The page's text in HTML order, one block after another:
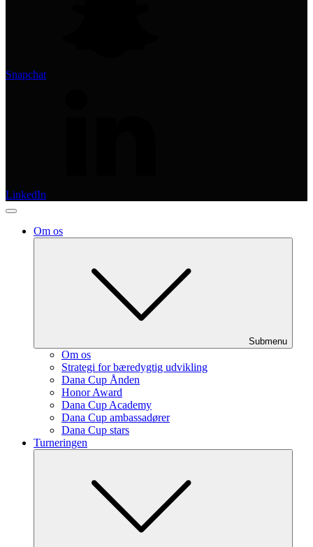
Snapchat
LinkedIn
Om os
Submenu
Om os
Strategi for bæredygtig udvikling
Dana Cup Ånden
Honor Award
Dana Cup Academy
Dana Cup ambassadører
Dana Cup stars
Turneringen